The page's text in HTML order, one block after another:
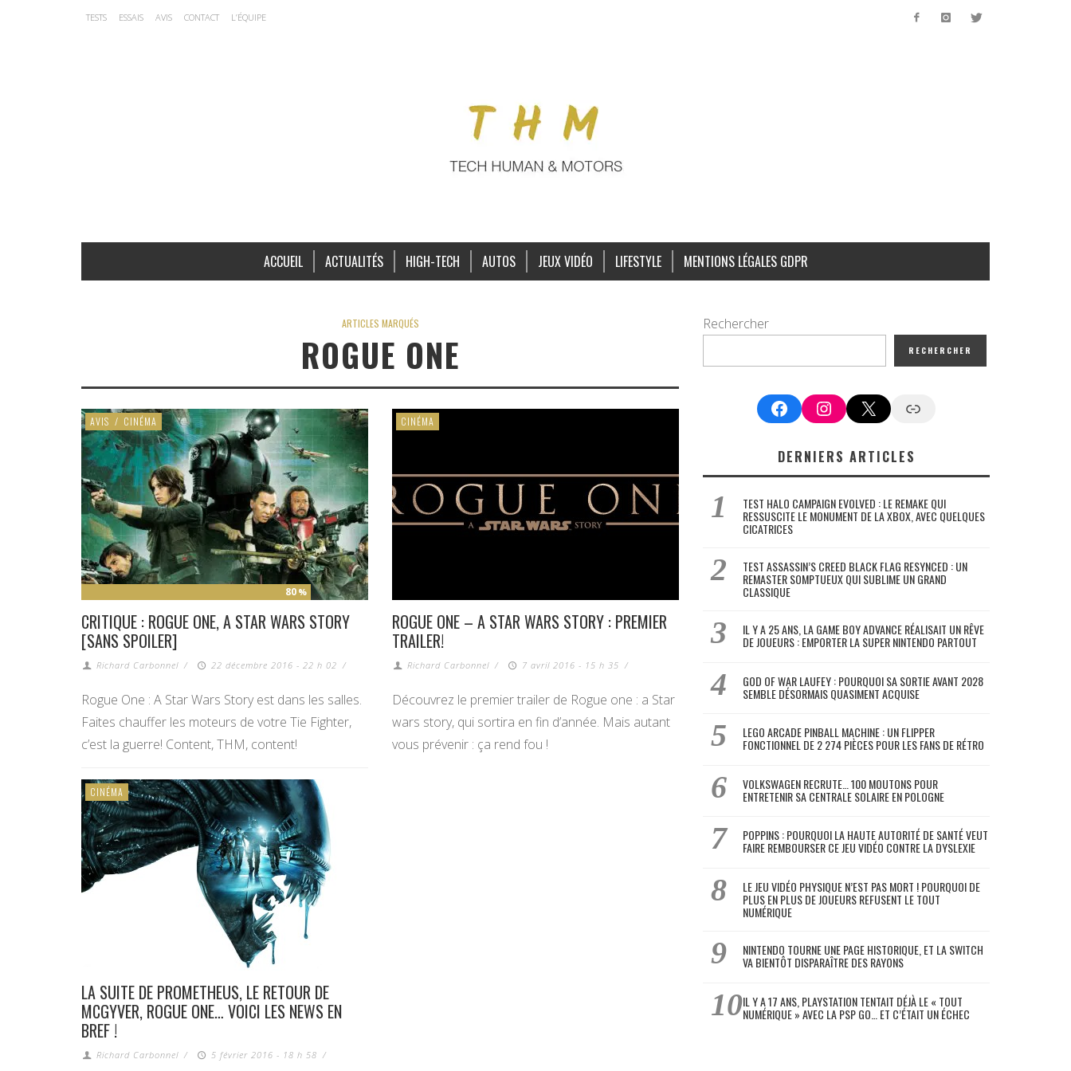
TESTS ESSAIS AVIS CONTACT L’ÉQUIPE
ACCUEIL ACTUALITÉS HIGH-TECH AUTOS JEUX VIDÉO LIFESTYLE MENTIONS LÉGALES GDPR
ARTICLES MARQUÉS
ROGUE ONE
80 %
AVIS / CINÉMA
CRITIQUE : ROGUE ONE, A STAR WARS STORY
[SANS SPOILER]
Richard Carbonnel / 22 décembre 2016 - 22 h 02 /
Rogue One : A Star Wars Story est dans les salles.
Faites chauffer les moteurs de votre Tie Fighter,
c’est la guerre! Content, THM, content!
CINÉMA
ROGUE ONE – A STAR WARS STORY : PREMIER
TRAILER!
Richard Carbonnel / 7 avril 2016 - 15 h 35 /
Découvrez le premier trailer de Rogue one : a Star
wars story, qui sortira en fin d’année. Mais autant
vous prévenir : ça rend fou !
CINÉMA
LA SUITE DE PROMETHEUS, LE RETOUR DE
MCGYVER, ROGUE ONE… VOICI LES NEWS EN
BREF !
Richard Carbonnel / 5 février 2016 - 18 h 58 /
Rechercher
RECHERCHER
FacebookInstagram
X Google News
DERNIERS ARTICLES
TEST HALO CAMPAIGN EVOLVED : LE REMAKE QUI
RESSUSCITE LE MONUMENT DE LA XBOX, AVEC QUELQUES
CICATRICES
TEST ASSASSIN’S CREED BLACK FLAG RESYNCED : UN
REMASTER SOMPTUEUX QUI SUBLIME UN GRAND
CLASSIQUE
IL Y A 25 ANS, LA GAME BOY ADVANCE RÉALISAIT UN RÊVE
DE JOUEURS : EMPORTER LA SUPER NINTENDO PARTOUT
GOD OF WAR LAUFEY : POURQUOI SA SORTIE AVANT 2028
SEMBLE DÉSORMAIS QUASIMENT ACQUISE
LEGO ARCADE PINBALL MACHINE : UN FLIPPER
FONCTIONNEL DE 2 274 PIÈCES POUR LES FANS DE RÉTRO
VOLKSWAGEN RECRUTE… 100 MOUTONS POUR
ENTRETENIR SA CENTRALE SOLAIRE EN POLOGNE
POPPINS : POURQUOI LA HAUTE AUTORITÉ DE SANTÉ VEUT
FAIRE REMBOURSER CE JEU VIDÉO CONTRE LA DYSLEXIE
LE JEU VIDÉO PHYSIQUE N’EST PAS MORT ! POURQUOI DE
PLUS EN PLUS DE JOUEURS REFUSENT LE TOUT
NUMÉRIQUE
NINTENDO TOURNE UNE PAGE HISTORIQUE, ET LA SWITCH
VA BIENTÔT DISPARAÎTRE DES RAYONS
IL Y A 17 ANS, PLAYSTATION TENTAIT DÉJÀ LE « TOUT
NUMÉRIQUE » AVEC LA PSP GO… ET C’ÉTAIT UN ÉCHEC